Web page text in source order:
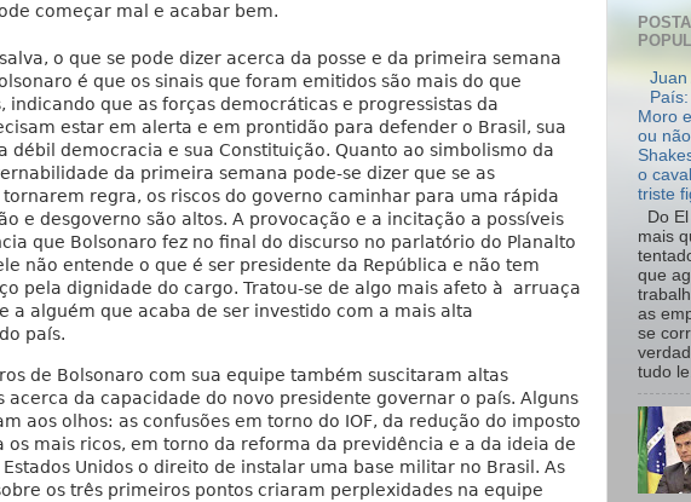
começar mal e acabar bem.
o que se pode dizer acerca da posse e da primeira semana
é que os sinais que foram emitidos são mais do que
indicando que as forças democráticas e progressistas da
estar em alerta e em prontidão para defender o Brasil, sua
débil democracia e sua Constituição. Quanto ao simbolismo da
da primeira semana pode-se dizer que se as
tornarem regra, os riscos do governo caminhar para uma rápida
e desgoverno são altos. A provocação e a incitação a possíveis
que Bolsonaro fez no final do discurso no parlatório do Planalto
não entende o que é ser presidente da República e não tem
pela dignidade do cargo. Tratou-se de algo mais afeto à arruaça
a alguém que acaba de ser investido com a mais alta
país.
de Bolsonaro com sua equipe também suscitaram altas
acerca da capacidade do novo presidente governar o país. Alguns
aos olhos: as confusões em torno do IOF, da redução do imposto
os mais ricos, em torno da reforma da previdência e a da ideia de
Unidos o direito de instalar uma base militar no Brasil. As
os três primeiros pontos criaram perplexidades na equipe
Juan
Moro
ou
o
triste
Do
mais
que
as
se
tudo